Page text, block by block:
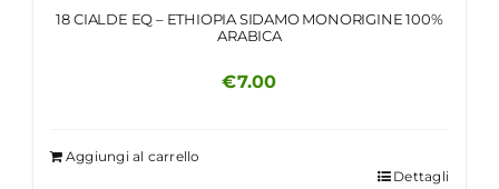
18 CIALDE EQ – ETHIOPIA SIDAMO MONORIGINE 100%
ARABICA
€7.00
Aggiungi al carrello
Dettagli